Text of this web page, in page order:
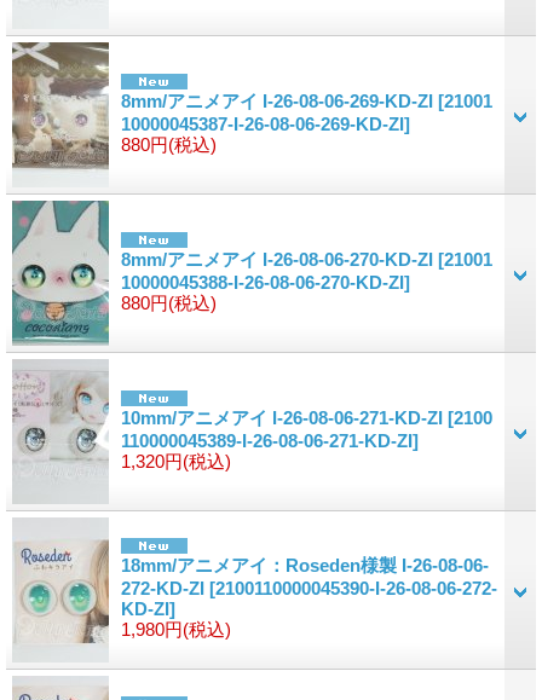
8mm/アニメアイ I-26-08-06-269-KD-ZI [21001
10000045387-I-26-08-06-269-KD-ZI]
880円(税込)
8mm/アニメアイ I-26-08-06-270-KD-ZI [21001
10000045388-I-26-08-06-270-KD-ZI]
880円(税込)
10mm/アニメアイ I-26-08-06-271-KD-ZI [2100
110000045389-I-26-08-06-271-KD-ZI]
1,320円(税込)
18mm/アニメアイ：Roseden様製 I-26-08-06-
272-KD-ZI [2100110000045390-I-26-08-06-272-
KD-ZI]
1,980円(税込)